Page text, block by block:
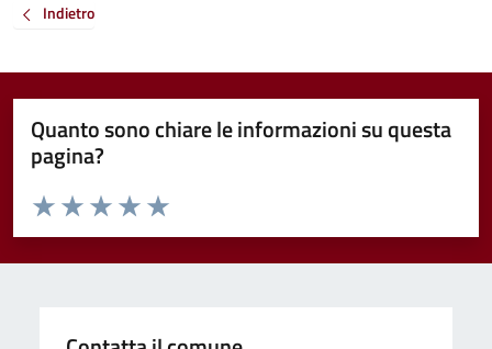
Indietro
Quanto sono chiare le informazioni su questa
pagina?
Valuta da 1 a 5 stelle la pagina
Valuta 5 stelle su 5
Valuta 4 stelle su 5
Valuta 3 stelle su 5
Valuta 2 stelle su 5
Valuta 1 stelle su 5